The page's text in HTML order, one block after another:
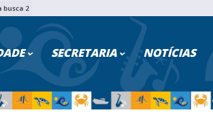
busca 2
Poder
SECRETARIA NOTÍCIAS
PESQUISAR NO PORTAL
PESQUISAR